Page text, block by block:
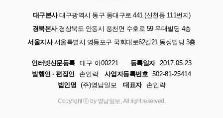
대구본사대구광역시 동구 동대구로 441 (신천동 111번지)
경북본사경상북도 안동시 풍천면 수호로 59 우대빌딩 4층
서울지사서울특별시 영등포구 국회대로62길21 동성빌딩 3층
인터넷신문등록 대구 아00221 등록일자
2017.05.23
발행인 · 편집인
손인락 사업자등록번호 502-81-25414
법인명 (주)영남일보 대표자 손인락
Copyright ⓒ by 영남일보, All right reserved.